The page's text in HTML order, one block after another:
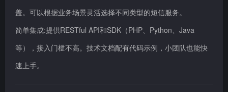
盖。可以根据业务场景灵活选择不同类型的短信服务。
简单集成:提供RESTful API和SDK（PHP、Python、Java
等），接入门槛不高。技术文档配有代码示例，小团队也能快
速上手。